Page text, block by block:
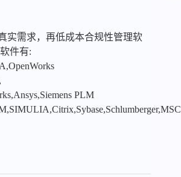
实需求，再低成本合规性管理软
件有:
PLM